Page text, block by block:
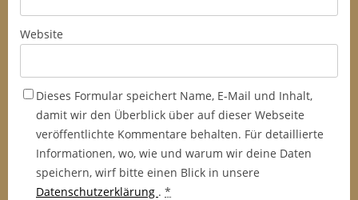
Website
Dieses Formular speichert Name, E-Mail und Inhalt,
damit wir den Überblick über auf dieser Webseite
veröffentlichte Kommentare behalten. Für detaillierte
Informationen, wo, wie und warum wir deine Daten
speichern, wirf bitte einen Blick in unsere
Datenschutzerklärung . *